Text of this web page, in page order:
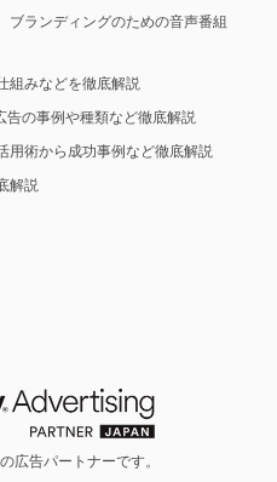
ブランディングのための音声番組
組みなどを徹底解説
の事例や種類など徹底解説
用術から成功事例など徹底解説
解説
広告パートナーです。